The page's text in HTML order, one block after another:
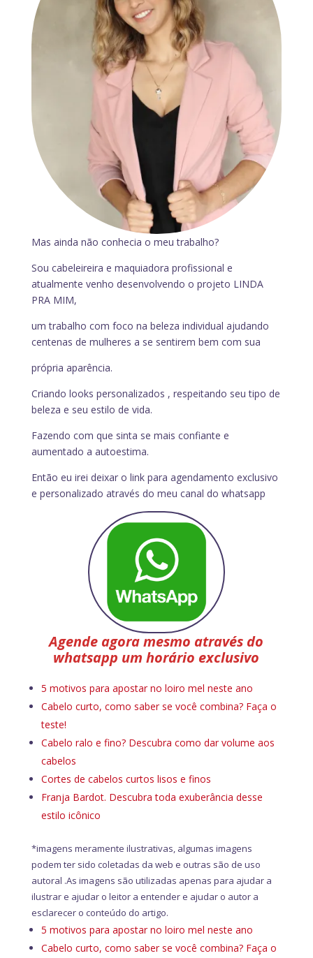
Mas ainda não conhecia o meu trabalho?
Sou cabeleireira e maquiadora profissional e
atualmente venho desenvolvendo o projeto LINDA
PRA MIM,
um trabalho com foco na beleza individual ajudando
centenas de mulheres a se sentirem bem com sua
própria aparência.
Criando looks personalizados , respeitando seu tipo de
beleza e seu estilo de vida.
Fazendo com que sinta se mais confiante e
aumentado a autoestima.
Então eu irei deixar o link para agendamento exclusivo
e personalizado através do meu canal do whatsapp
Agende agora mesmo através do
whatsapp um horário exclusivo
5 motivos para apostar no loiro mel neste ano
Cabelo curto, como saber se você combina? Faça o
teste!
Cabelo ralo e fino? Descubra como dar volume aos
cabelos
Cortes de cabelos curtos lisos e finos
Franja Bardot. Descubra toda exuberância desse
estilo icônico
*imagens meramente ilustrativas, algumas imagens
podem ter sido coletadas da web e outras são de uso
autoral .As imagens são utilizadas apenas para ajudar a
ilustrar e ajudar o leitor a entender e ajudar o autor a
esclarecer o conteúdo do artigo.
5 motivos para apostar no loiro mel neste ano
Cabelo curto, como saber se você combina? Faça o